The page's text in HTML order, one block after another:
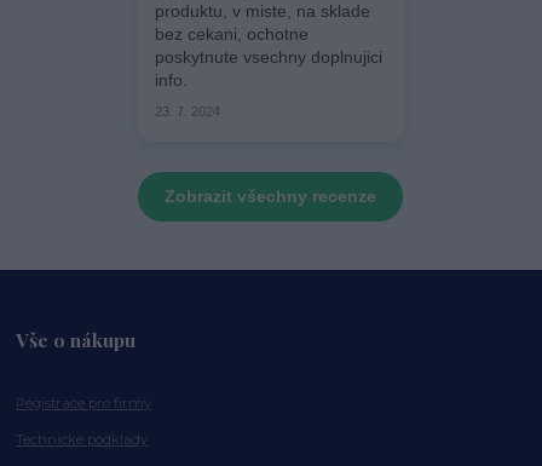
produktu, v miste, na sklade
bez cekani, ochotne
poskytnute vsechny doplnujici
info.
23. 7. 2024
Zobrazit všechny recenze
Vše o nákupu
Registrace pro firmy
Technické podklady